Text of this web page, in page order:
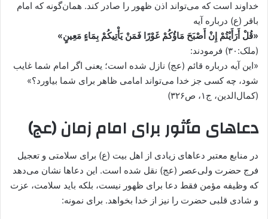
خداوند است که می‌تواند اذن ظهور را صادر کند. همان‌گونه که امام
باقر (ع) درباره آیه
«قُلْ أَرَأَيْتُمْ إِنْ أَصْبَحَ مَاؤُكُمْ غَوْرًا فَمَنْ يَأْتِيكُمْ بِمَاءٍ مَعِينٍ»
(ملک:۳۰) فرمودند:
«این آیه درباره قائم (عج) نازل شده است؛ یعنی اگر امام شما غایب
شود، چه کسی جز خدا می‌تواند امامی ظاهر برای شما بیاورد؟»
(کمال‌الدین، ج۱، ص۳۲۶)
دعاهای مأثور برای امام زمان (عج)
در منابع معتبر دعاهای زیادی از اهل بیت (ع) برای سلامتی و تعجیل
فرج حضرت ولی‌عصر (عج) نقل شده است. این دعاها نشان می‌دهد
که وظیفه مؤمن فقط دعا برای ظهور نیست، بلکه باید سلامت، عزت
و شادی قلبی حضرت را نیز از خدا بخواهد. برای نمونه: